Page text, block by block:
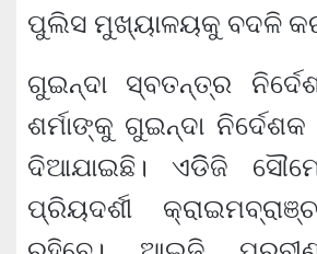
ପୁଲିସ ମୁଖ୍ୟାଳୟକୁ ବଦଳି
ଗୁଇନ୍ଦା ସ୍ବତନ୍ତ୍ର
ଶର୍ମାଙ୍କୁ ଗୁଇନ୍ଦା
ଦିଆଯାଇଛି। ଏଡିିଜି
ପ୍ରିୟଦର୍ଶୀ